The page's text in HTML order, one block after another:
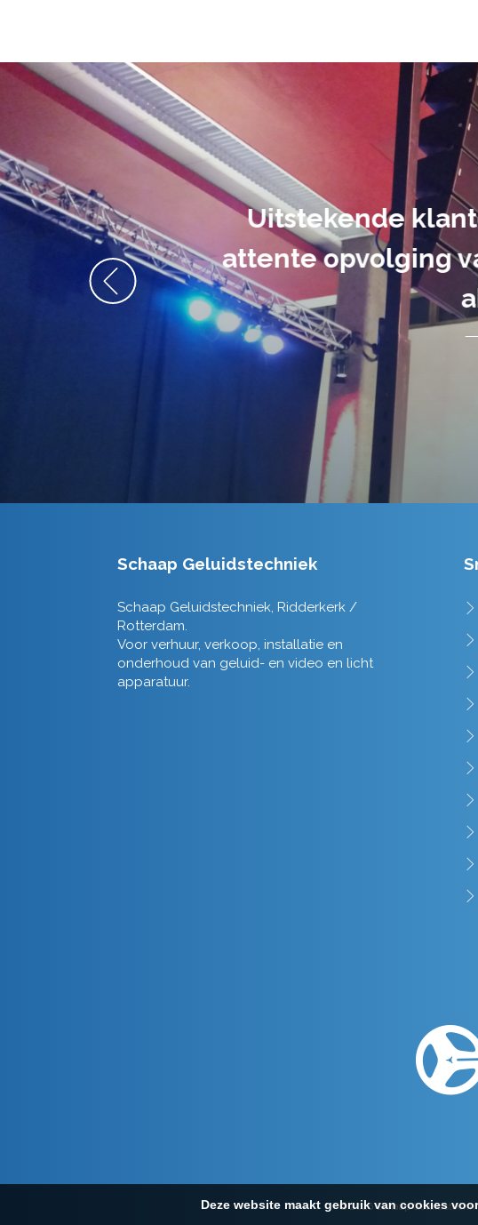
De audiovisuele
volledig uit
tot
Schaap Geluidstechniek
Schaap Geluidstechniek, Ridderkerk /
Rotterdam.
Voor verhuur, verkoop, installatie en
onderhoud van geluid- en video en licht
apparatuur.
© 2026 Schaap
Deze website maakt gebruik van cookies